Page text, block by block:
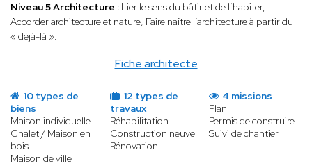
Fiche architecte
Niveau 5 Architecture : Lier le sens du bâtir et de l’habiter,
Accorder architecture et nature, Faire naître l’architecture à partir du
« déjà-là ».
10 types de
biens
Maison individuelle
Chalet / Maison en
bois
Maison de ville
12 types de
travaux
Réhabilitation
Construction neuve
Rénovation
4 missions
Plan
Permis de construire
Suivi de chantier